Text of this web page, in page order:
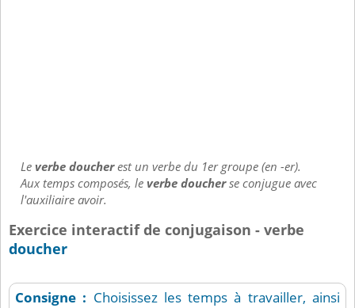
Leverbe doucherest un verbe du 1er groupe (en -er).
Aux temps composés, leverbe doucherse conjugue avec
l'auxiliaire avoir.
Exercice interactif de conjugaison - verbe
doucher
Consigne : Choisissez les temps à travailler, ainsi